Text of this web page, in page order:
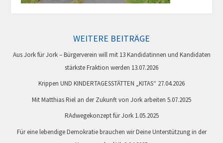
WEITERE BEITRÄGE
Aus Jork für Jork – Bürgerverein will mit 13 Kandidatinnen und Kandidaten
stärkste Fraktion werden 13.07.2026
Krippen UND KINDERTAGESSTÄTTEN „KITAS“ 27.04.2026
Mit Matthias Riel an der Zukunft von Jork arbeiten 5.07.2025
RAdwegekonzept für Jork 1.05.2025
Für eine lebendige Demokratie brauchen wir Deine Unterstützung in der